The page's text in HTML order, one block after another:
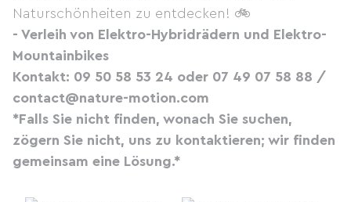
Naturschönheiten zu entdecken! 🚲
- Verleih von Elektro-Hybridrädern und Elektro-
Mountainbikes
Kontakt: 09 50 58 53 24 oder 07 49 07 58 88 /
contact@nature-motion.com
*Falls Sie nicht finden, wonach Sie suchen,
zögern Sie nicht, uns zu kontaktieren; wir finden
gemeinsam eine Lösung.*